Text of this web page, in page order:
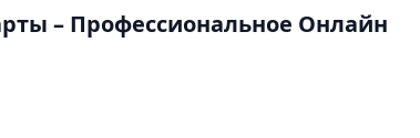
– Профессиональное Онлайн